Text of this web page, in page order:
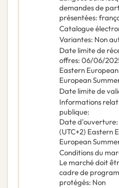
demandes de
présentées:
Catalogue
Variantes: Non
Date limite de
offres: 06/06/
Eastern
European
Date limite de
Informations
publique:
Date d'ouverture:
(UTC+2) Eastern
European
Conditions du
Le marché doit
cadre de
protégés: Non